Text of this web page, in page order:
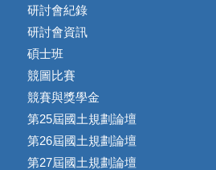
研討會紀錄
研討會資訊
碩士班
競圖比賽
競賽與獎學金
第25屆國土規劃論壇
第26屆國土規劃論壇
第27屆國土規劃論壇